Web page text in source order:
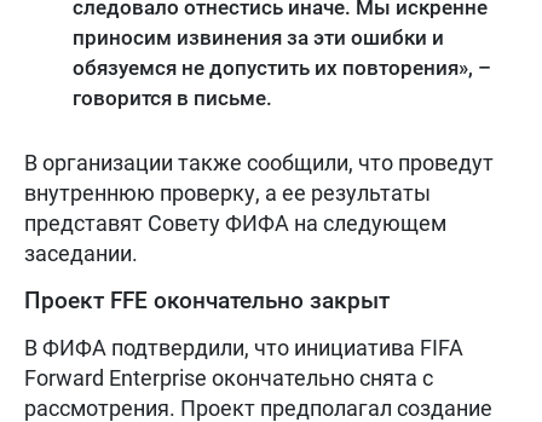
следовало отнестись иначе. Мы искренне
приносим извинения за эти ошибки и
обязуемся не допустить их повторения», –
говорится в письме.
В организации также сообщили, что проведут
внутреннюю проверку, а ее результаты
представят Совету ФИФА на следующем
заседании.
Проект FFE окончательно закрыт
В ФИФА подтвердили, что инициатива FIFA
Forward Enterprise окончательно снята с
рассмотрения. Проект предполагал создание